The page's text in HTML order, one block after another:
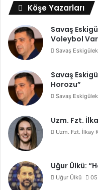
Köşe Yazarları
Savaş
Voleybol
Savaş Eskigülek
Savaş
Horozu”
Savaş Eskigülek
Uzm. Fzt.
Uzm. Fzt. İlkay
Uğur Ülkü:
Uğur Ülkü